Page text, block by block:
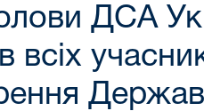
ДСА
всіх